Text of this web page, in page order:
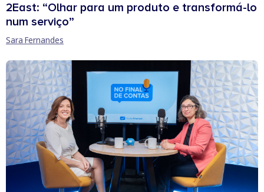
2East: “Olhar para um produto e transformá-lo
num serviço”
Sara Fernandes